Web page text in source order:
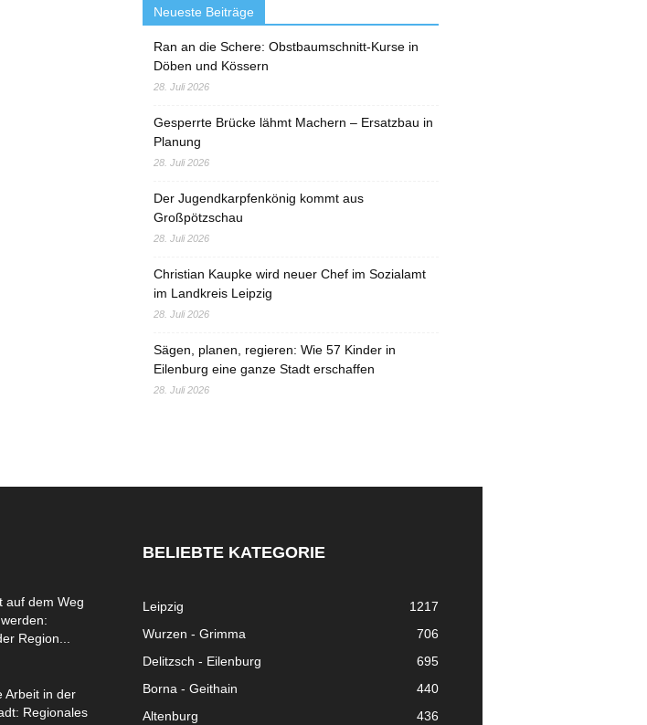
Neueste Beiträge
Ran an die Schere: Obstbaumschnitt-Kurse in
Döben und Kössern
28. Juli 2026
Gesperrte Brücke lähmt Machern – Ersatzbau in
Planung
28. Juli 2026
Der Jugendkarpfenkönig kommt aus
Großpötzschau
28. Juli 2026
Christian Kaupke wird neuer Chef im Sozialamt
im Landkreis Leipzig
28. Juli 2026
Sägen, planen, regieren: Wie 57 Kinder in
Eilenburg eine ganze Stadt erschaffen
28. Juli 2026
auf dem Weg
Region...
Arbeit in der
Regionales
BELIEBTE KATEGORIE
Leipzig
1217
Wurzen - Grimma
706
Delitzsch - Eilenburg
695
Borna - Geithain
440
Altenburg
436